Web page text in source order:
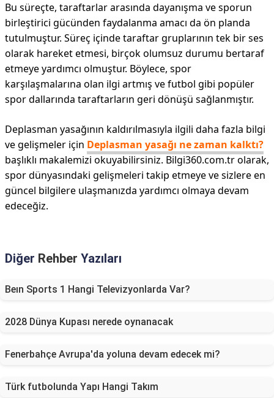
Bu süreçte, taraftarlar arasında dayanışma ve sporun
birleştirici gücünden faydalanma amacı da ön planda
tutulmuştur. Süreç içinde taraftar gruplarının tek bir ses
olarak hareket etmesi, birçok olumsuz durumu bertaraf
etmeye yardımcı olmuştur. Böylece, spor
karşılaşmalarına olan ilgi artmış ve futbol gibi popüler
spor dallarında taraftarların geri dönüşü sağlanmıştır.
Deplasman yasağının kaldırılmasıyla ilgili daha fazla bilgi
ve gelişmeler için Deplasman yasağı ne zaman kalktı?
başlıklı makalemizi okuyabilirsiniz. Bilgi360.com.tr olarak,
spor dünyasındaki gelişmeleri takip etmeye ve sizlere en
güncel bilgilere ulaşmanızda yardımcı olmaya devam
edeceğiz.
Diğer Rehber Yazıları
Beın Sports 1 Hangi Televizyonlarda Var?
2028 Dünya Kupası nerede oynanacak
Fenerbahçe Avrupa'da yoluna devam edecek mi?
Türk futbolunda Yapı Hangi Takım